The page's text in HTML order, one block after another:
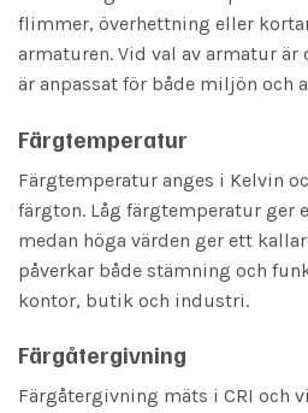
flimmer, överhettning eller
armaturen. Vid val av armatur
är anpassat för både miljön och
Färgtemperatur
Färgtemperatur anges i Kelvin
färgton. Låg färgtemperatur
medan höga värden ger ett
påverkar både stämning och
kontor, butik och industri.
Färgåtergivning
Färgåtergivning mäts i CRI och